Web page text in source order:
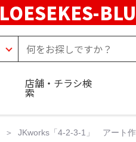
LOESEKES-
店舗・チラシ検
索
JKworks「4-2-3-1」 アート作